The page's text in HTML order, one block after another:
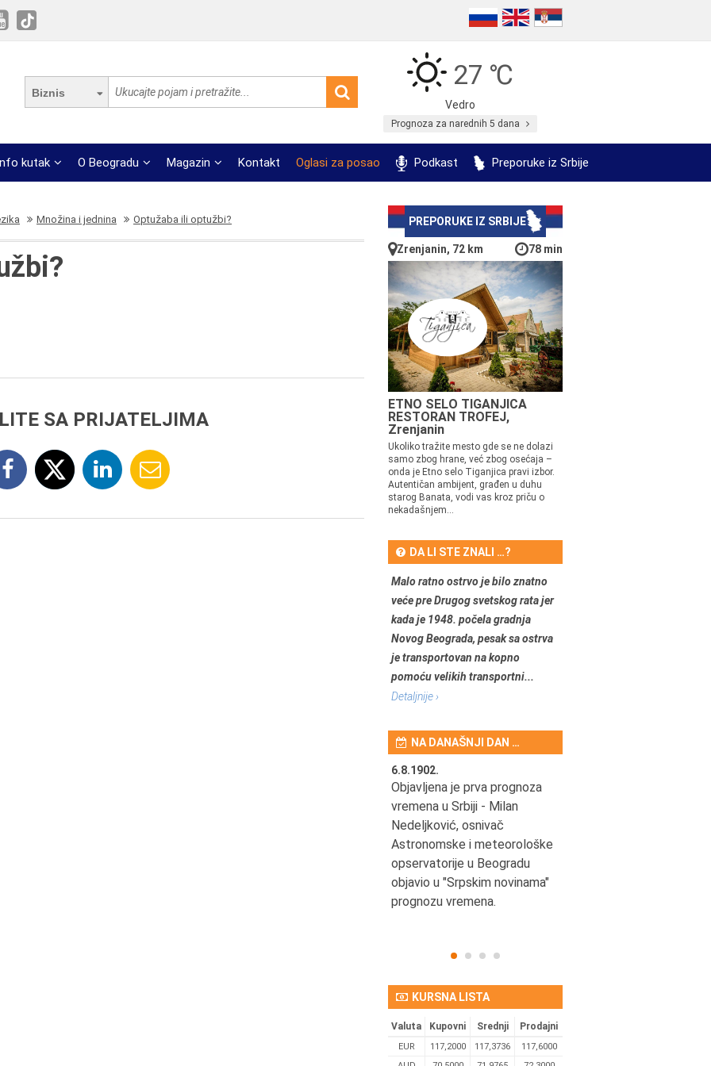
Biznis
27 ℃
Vedro
Prognoza za narednih 5 dana
kutak O Beogradu Magazin Kontakt Oglasi za posao Podkast Preporuke iz Srbije
Množina i jednina Optužaba ili optužbi?
SA PRIJATELJIMA
PREPORUKE IZ SRBIJE
Zrenjanin, 72 km 78 min
ETNO SELO TIGANJICA
RESTORAN TROFEJ,
Zrenjanin
Ukoliko tražite mesto gde se ne dolazi
samo zbog hrane, već zbog osećaja –
onda je Etno selo Tiganjica pravi izbor.
Autentičan ambijent, građen u duhu
starog Banata, vodi vas kroz priču o
nekadašnjem...
DA LI STE ZNALI …?
Malo ratno ostrvo je bilo znatno
veće pre Drugog svetskog rata jer
kada je 1948. počela gradnja
Novog Beograda, pesak sa ostrva
je transportovan na kopno
pomoću velikih transportni...
Detaljnije ›
NA DANAŠNJI DAN …
6.8.1902.
Objavljena je prva prognoza
vremena u Srbiji - Milan
Nedeljković, osnivač
Astronomske i meteorološke
opservatorije u Beogradu
objavio u "Srpskim novinama"
prognozu vremena.
KURSNA LISTA
Valuta Kupovni Srednji Prodajni
EUR 117,2000 117,3736
117,6000